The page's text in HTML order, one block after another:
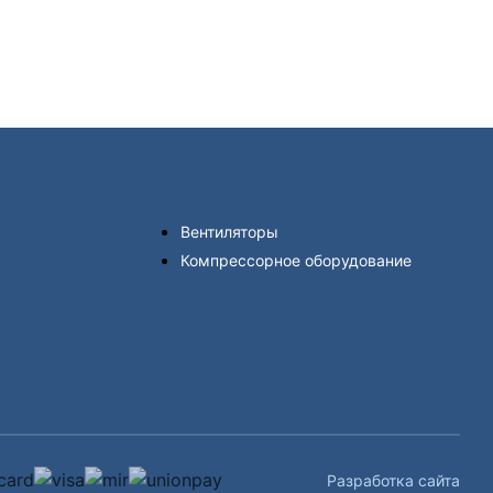
Вентиляторы
Компрессорное оборудование
Разработка сайта